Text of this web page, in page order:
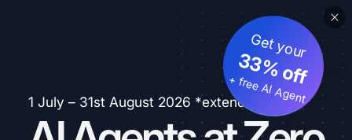
1 July – 31st August 2026 *extended
Get your
33% off
+ free AI Agent